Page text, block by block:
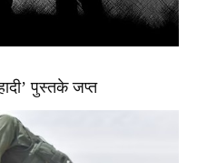
पुस्तके जप्त